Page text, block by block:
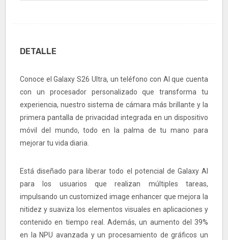
DETALLE
Conoce el Galaxy S26 Ultra, un teléfono con AI que cuenta
con un procesador personalizado que transforma tu
experiencia, nuestro sistema de cámara más brillante y la
primera pantalla de privacidad integrada en un dispositivo
móvil del mundo, todo en la palma de tu mano para
mejorar tu vida diaria.
Está diseñado para liberar todo el potencial de Galaxy AI
para los usuarios que realizan múltiples tareas,
impulsando un customized image enhancer que mejora la
nitidez y suaviza los elementos visuales en aplicaciones y
contenido en tiempo real. Además, un aumento del 39%
en la NPU avanzada y un procesamiento de gráficos un